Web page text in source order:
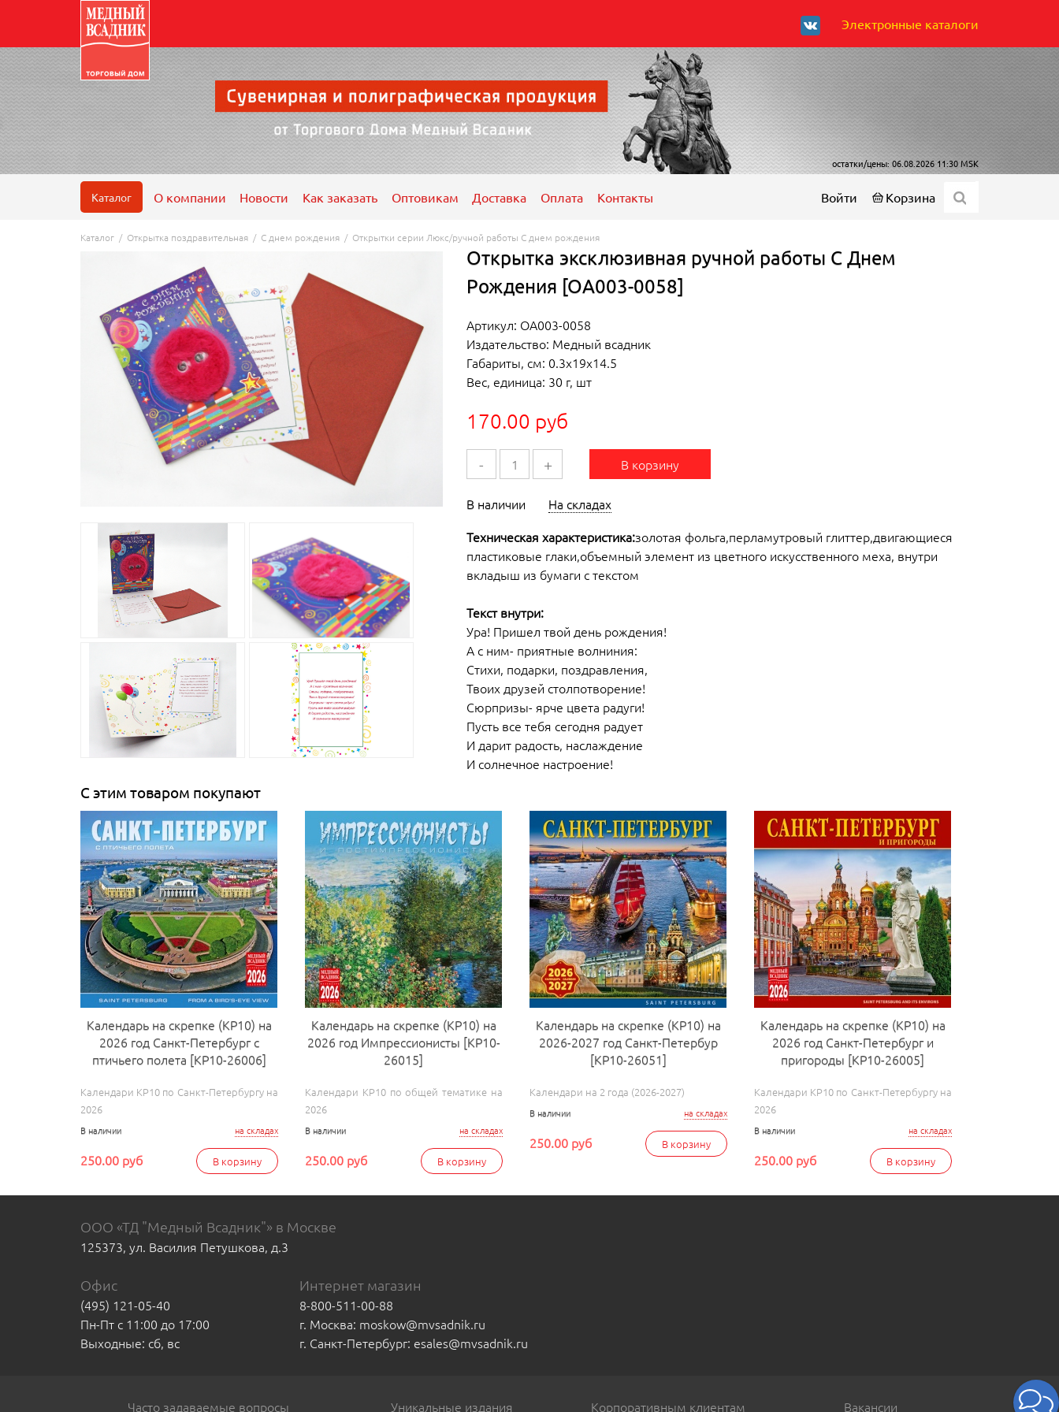
Электронные каталоги
остатки/цены: 06.08.2026 11:30 MSK
Войти Корзина
Каталог О компании Новости Как заказать Оптовикам Доставка Оплата Контакты
Каталог / Открытка поздравительная / С днем рождения / Открытки серии Люкс/ручной работы С днем рождения
Открытка эксклюзивная ручной работы С Днем
Рождения [ОА003-0058]
Артикул: ОА003-0058
Издательство: Медный всадник
Габариты, см: 0.3x19x14.5
Вес, единица: 30 г, шт
170.00 руб
- + В корзину
В наличии
На складах
Техническая характеристика:золотая фольга,перламутровый глиттер,двигающиеся
пластиковые глаки,объемный элемент из цветного искусственного меха, внутри
вкладыш из бумаги с текстом
Текст внутри:
Ура! Пришел твой день рождения!
А с ним- приятные волниния:
Стихи, подарки, поздравления,
Твоих друзей столпотворение!
Сюрпризы- ярче цвета радуги!
Пусть все тебя сегодня радует
И дарит радость, наслаждение
И солнечное настроение!
С этим товаром покупают
Календарь на скрепке (КР10) на
2026 год Санкт-Петербург с
птичьего полета [КР10-26006]
Календари КР10 по Санкт-Петербургу на
2026
на складах
В наличии
В корзину
250.00 руб
Календарь на скрепке (КР10) на
2026 год Импрессионисты [КР10-
26015]
Календари КР10 по общей тематике на
2026
на складах
В наличии
В корзину
250.00 руб
Календарь на скрепке (КР10) на
2026-2027 год Санкт-Петербур
[КР10-26051]
Календари на 2 года (2026-2027)
на складах
В наличии
В корзину
250.00 руб
Календарь на скрепке (КР10) на
2026 год Санкт-Петербург и
пригороды [КР10-26005]
Календари КР10 по Санкт-Петербургу на
2026
на складах
В наличии
В корзину
250.00 руб
ООО «ТД "Медный Всадник"» в Москве
125373, ул. Василия Петушкова, д.3
Офис
(495) 121-05-40
Пн-Пт с 11:00 до 17:00
Выходные: сб, вс
Интернет магазин
8-800-511-00-88
г. Москва: moskow@mvsadnik.ru
г. Санкт-Петербург: esales@mvsadnik.ru
Часто задаваемые вопросы Уникальные издания Корпоративным клиентам Вакансии